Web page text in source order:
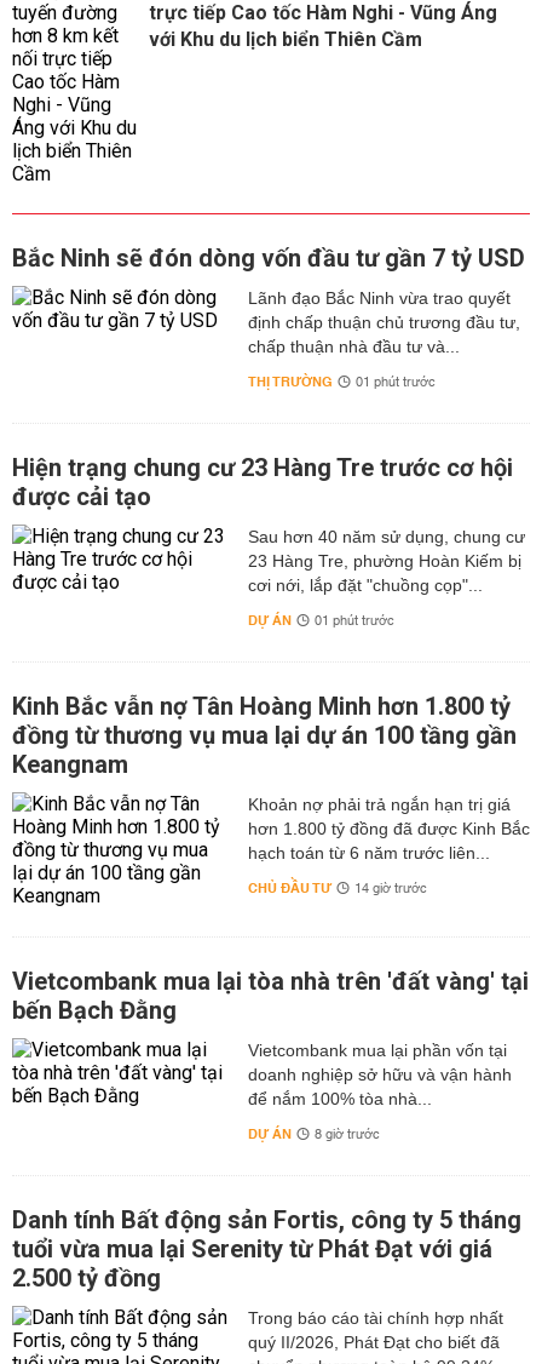
trực tiếp Cao tốc Hàm Nghi - Vũng Áng
với Khu du lịch biển Thiên Cầm
Bắc Ninh sẽ đón dòng vốn đầu tư gần 7 tỷ USD
Lãnh đạo Bắc Ninh vừa trao quyết
định chấp thuận chủ trương đầu tư,
chấp thuận nhà đầu tư và...
THỊ TRƯỜNG 01 phút trước
Hiện trạng chung cư 23 Hàng Tre trước cơ hội
được cải tạo
Sau hơn 40 năm sử dụng, chung cư
23 Hàng Tre, phường Hoàn Kiếm bị
cơi nới, lắp đặt "chuồng cọp"...
DỰ ÁN 01 phút trước
Kinh Bắc vẫn nợ Tân Hoàng Minh hơn 1.800 tỷ
đồng từ thương vụ mua lại dự án 100 tầng gần
Keangnam
hơn 1.800 tỷ đồng đã được Kinh Bắc
hạch toán từ 6 năm trước liên...
CHỦ ĐẦU TƯ 14 giờ trước
Vietcombank mua lại tòa nhà trên 'đất vàng' tại
bến Bạch Đằng
Vietcombank mua lại phần vốn tại
doanh nghiệp sở hữu và vận hành
để nắm 100% tòa nhà...
DỰ ÁN 8 giờ trước
Danh tính Bất động sản Fortis, công ty 5 tháng
tuổi vừa mua lại Serenity từ Phát Đạt với giá
2.500 tỷ đồng
Trong báo cáo tài chính hợp nhất
quý II/2026, Phát Đạt cho biết đã